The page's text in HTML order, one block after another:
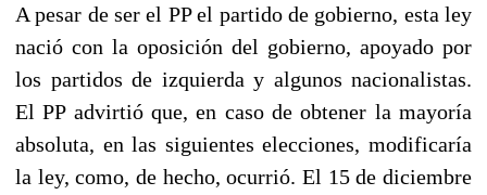
A pesar de ser el PP el partido de gobierno, esta ley
nació con la oposición del gobierno, apoyado por
los partidos de izquierda y algunos nacionalistas.
El PP advirtió que, en caso de obtener la mayoría
absoluta, en las siguientes elecciones, modificaría
la ley, como, de hecho, ocurrió. El 15 de diciembre